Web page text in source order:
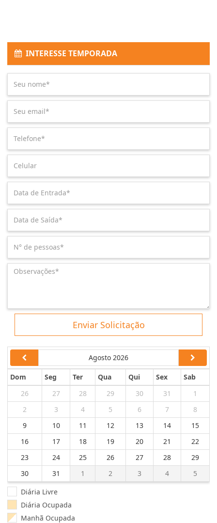
INTERESSE TEMPORADA
Enviar Solicitação
Agosto 2026
Dom Seg Ter Qua Qui Sex
Sab
26
27 28 29 30 31
1
2
3 4 5 6 7
8
9
10 11 12 13 14
15
16
17 18 19 20 21
22
23
24 25 26 27 28
29
30
31 1 2 3 4
5
Diária Livre
Diária Ocupada
Manhã Ocupada